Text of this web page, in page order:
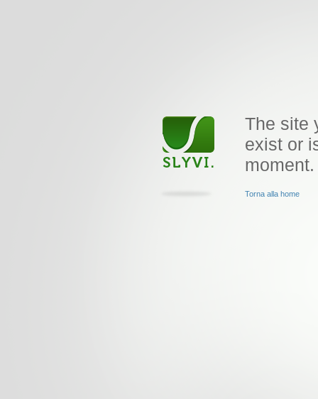
The site
exist or
moment.
Torna alla home